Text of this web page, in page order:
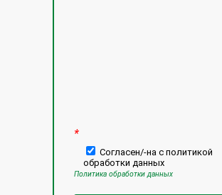
*
Согласен/-на с политикой
обработки данных
Политика обработки данных